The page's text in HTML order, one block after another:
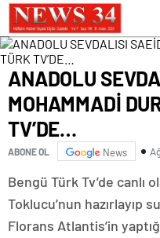
ANADOLU
MOHAMMADİ
TV’DE…
ABONE OL News
Bengü Türk Tv’de canlı
Toklucu’nun hazırlayıp
Florans Atlantis’in